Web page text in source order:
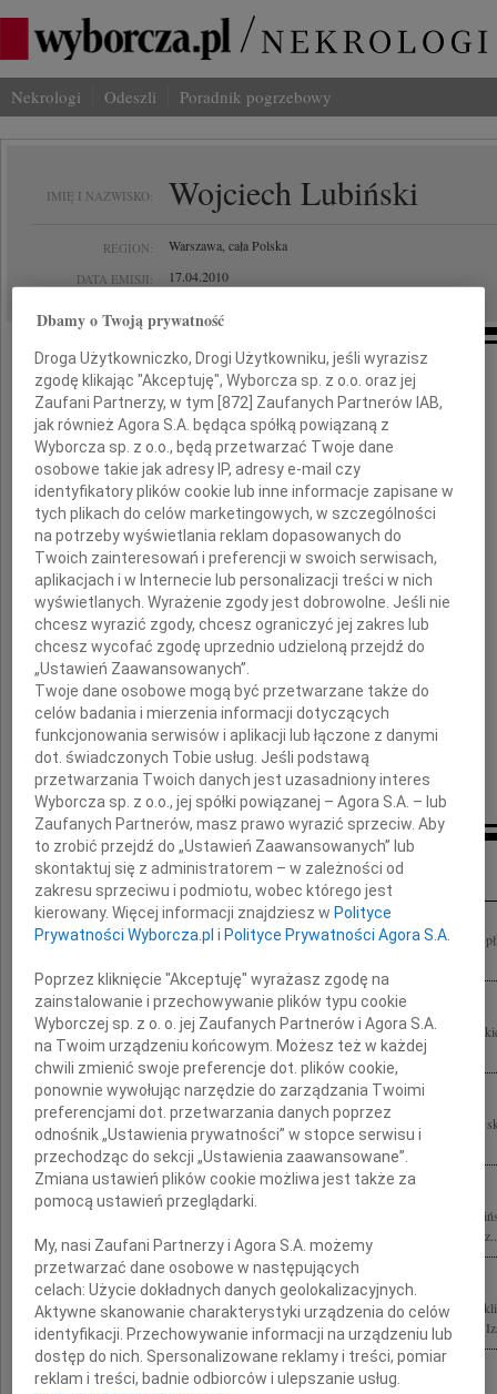
Nekrologi Odeszli Poradnik pogrzebowy
IMIĘ I NAZWISKO: Wojciech Lubiński
REGION: Warszawa, cała Polska
DATA EMISJI: 17.04.2010
Poruszeni do głębi,
składamy najszczersze wyrazy współczucia
Beacie Lubińskiej
z powodu tragicznej śmierci Męża
Wojciecha
Jesteśmy z Tobą całym sercem!
Monika i Maciej
oraz nasze mamy
Inne kondolencje
Łączymy się w bólu i składamy wyrazy współczucia Rodzinie tragicznie zmarłego
Porażeni nagłym odejściem naszego Kolegi płk. dr. hab. n. med. Wojciecha
bólu i współczucia Żonie, Dzieciom, Rodzinie Wojtku straciliśmy Kolegę,...
Pogrążeni do głębi tragiczną śmiercią płk. dra hab. n. med. Wojciecha Lubińskiego
Marysi, Jasiowi i całej Rodzinie wyrazy współczucia Przyjaciele z...
10 kwietnia 2010 roku odszedł od nas tragicznie płk dr hab. n. med. Wojciech
Ciebie cały zespół Kliniki Chorób Wewnętrznych Pneumonologii i Alergologii
Beatko razem z Tobą Marysią i Jasiem żegnamy Twojego Męża naszego Kolegę z
składamy wyrazy najgłębszego współczucia możesz na nas polegać Beata, Gośka,
Dbamy o Twoją prywatność
Droga Użytkowniczko, Drogi Użytkowniku, jeśli wyrazisz
zgodę klikając "Akceptuję", Wyborcza sp. z o.o. oraz jej
Zaufani Partnerzy, w tym [872] Zaufanych Partnerów IAB,
jak również Agora S.A. będąca spółką powiązaną z
Wyborcza sp. z o.o., będą przetwarzać Twoje dane
osobowe takie jak adresy IP, adresy e-mail czy
identyfikatory plików cookie lub inne informacje zapisane w
tych plikach do celów marketingowych, w szczególności
na potrzeby wyświetlania reklam dopasowanych do
Twoich zainteresowań i preferencji w swoich serwisach,
aplikacjach i w Internecie lub personalizacji treści w nich
wyświetlanych. Wyrażenie zgody jest dobrowolne. Jeśli nie
chcesz wyrazić zgody, chcesz ograniczyć jej zakres lub
chcesz wycofać zgodę uprzednio udzieloną przejdź do
„Ustawień Zaawansowanych”.
Twoje dane osobowe mogą być przetwarzane także do
celów badania i mierzenia informacji dotyczących
funkcjonowania serwisów i aplikacji lub łączone z danymi
dot. świadczonych Tobie usług. Jeśli podstawą
przetwarzania Twoich danych jest uzasadniony interes
Wyborcza sp. z o.o., jej spółki powiązanej – Agora S.A. – lub
Zaufanych Partnerów, masz prawo wyrazić sprzeciw. Aby
to zrobić przejdź do „Ustawień Zaawansowanych” lub
skontaktuj się z administratorem – w zależności od
zakresu sprzeciwu i podmiotu, wobec którego jest
kierowany. Więcej informacji znajdziesz wPolityce
Prywatności Wyborcza.pl iPolityce Prywatności Agora S.A.
Poprzez kliknięcie "Akceptuję" wyrażasz zgodę na
zainstalowanie i przechowywanie plików typu cookie
Wyborczej sp. z o. o. jej Zaufanych Partnerów i Agora S.A.
na Twoim urządzeniu końcowym. Możesz też w każdej
chwili zmienić swoje preferencje dot. plików cookie,
ponownie wywołując narzędzie do zarządzania Twoimi
preferencjami dot. przetwarzania danych poprzez
odnośnik „Ustawienia prywatności” w stopce serwisu i
przechodząc do sekcji „Ustawienia zaawansowane”.
Zmiana ustawień plików cookie możliwa jest także za
pomocą ustawień przeglądarki.
My, nasi Zaufani Partnerzy i Agora S.A. możemy
przetwarzać dane osobowe w następujących
celach:Użycie dokładnych danych geolokalizacyjnych.
Aktywne skanowanie charakterystyki urządzenia do celów
identyfikacji. Przechowywanie informacji na urządzeniu lub
dostęp do nich. Spersonalizowane reklamy i treści, pomiar
reklam i treści, badnie odbiorców i ulepszanie usług.